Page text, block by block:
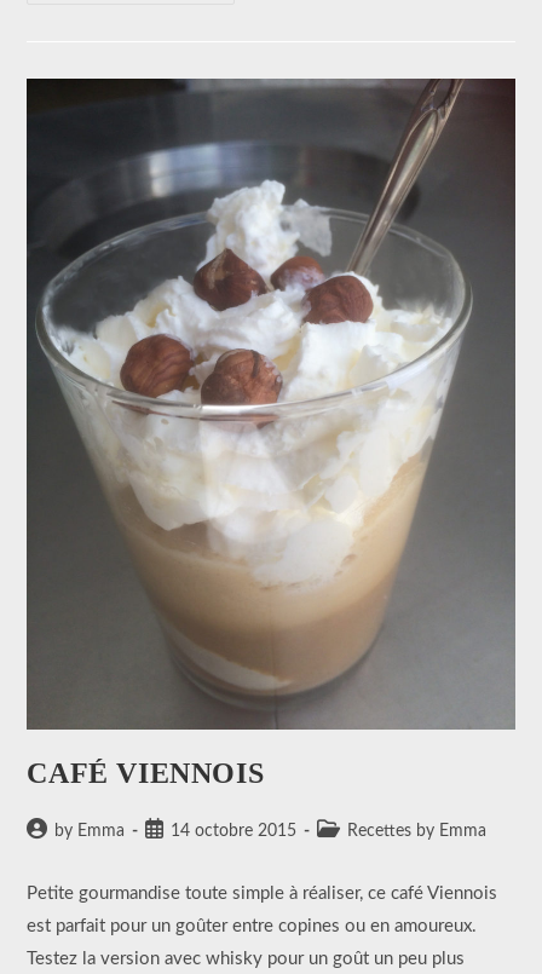
CAFÉ VIENNOIS
Auteur/autrice
publication :
by Emma
Publication
14 octobre 2015
Post Recettes by Emma
Petite gourmandise toute simple à réaliser, ce café Viennois
est parfait pour un goûter entre copines ou en amoureux.
Testez la version avec whisky pour un goût un peu plus